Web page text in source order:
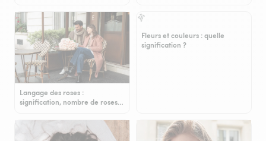
Langage des roses :
signification, nombre de roses…
Fleurs et couleurs : quelle
signification ?